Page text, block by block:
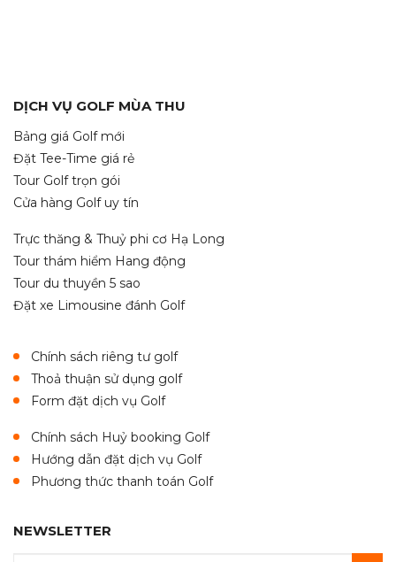
DỊCH VỤ GOLF MÙA THU
Bảng giá Golf mới
Đặt Tee-Time giá rẻ
Tour Golf trọn gói
Cửa hàng Golf uy tín
Trực thăng & Thuỷ phi cơ Hạ Long
Tour thám hiểm Hang động
Tour du thuyền 5 sao
Đặt xe Limousine đánh Golf
Chính sách riêng tư golf
Thoả thuận sử dụng golf
Form đặt dịch vụ Golf
Chính sách Huỷ booking Golf
Hướng dẫn đặt dịch vụ Golf
Phương thức thanh toán Golf
NEWSLETTER